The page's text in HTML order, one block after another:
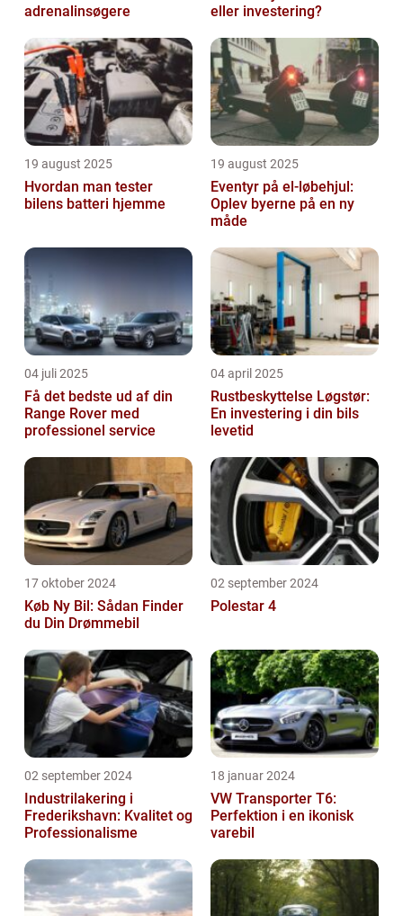
adrenalinsøgere
eller investering?
19 august 2025
Hvordan man tester
bilens batteri hjemme
19 august 2025
Eventyr på el-løbehjul:
Oplev byerne på en ny
måde
04 juli 2025
Få det bedste ud af din
Range Rover med
professionel service
04 april 2025
Rustbeskyttelse Løgstør:
En investering i din bils
levetid
17 oktober 2024
Køb Ny Bil: Sådan Finder
du Din Drømmebil
02 september 2024
Polestar 4
02 september 2024
Industrilakering i
Frederikshavn: Kvalitet og
Professionalisme
18 januar 2024
VW Transporter T6:
Perfektion i en ikonisk
varebil